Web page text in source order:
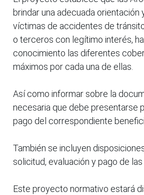
brindar una adecuada orientación
víctimas de accidentes de
o terceros con legítimo interés,
conocimiento las diferentes
máximos por cada una de ellas.
Así como informar sobre la
necesaria que debe presentarse
pago del correspondiente
También se incluyen
solicitud, evaluación y pago de las
Este proyecto normativo estará